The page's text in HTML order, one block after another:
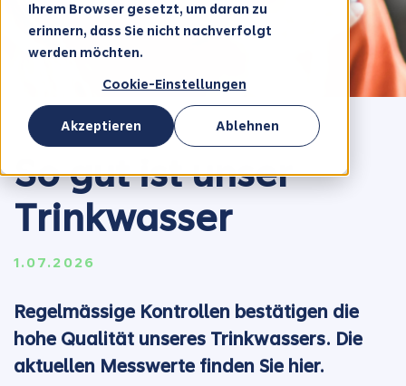
Ihrem Browser gesetzt, um daran zu
erinnern, dass Sie nicht nachverfolgt
werden möchten.
Cookie-Einstellungen
Akzeptieren Ablehnen
So gut ist unser
Trinkwasser
1.07.2026
Regelmässige Kontrollen bestätigen die
hohe Qualität unseres Trinkwassers. Die
aktuellen Messwerte finden Sie hier.